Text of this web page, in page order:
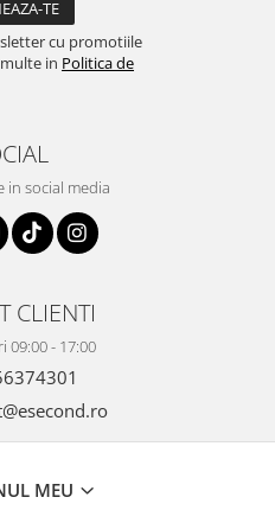
cu promotiile
in Politica de
in social media
CLIENTI
09:00 - 17:00
MEU